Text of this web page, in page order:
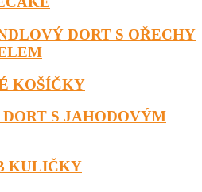
DORT S OŘECHY
KOŠÍČKY
S JAHODOVÝM
KULIČKY